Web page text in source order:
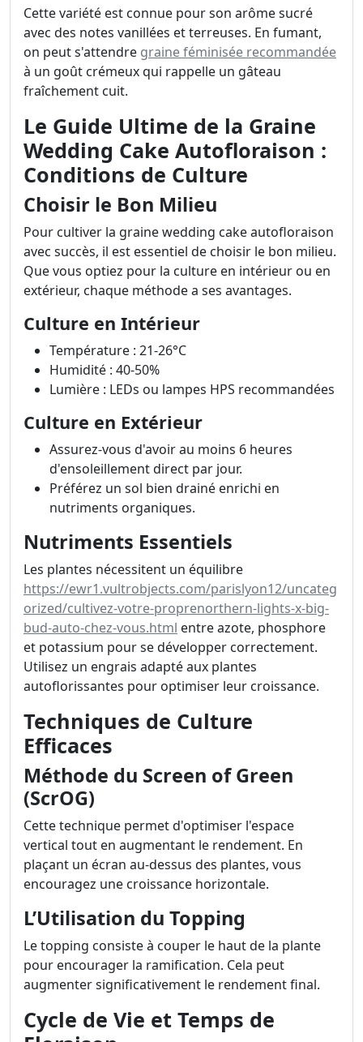
Cette variété est connue pour son arôme sucré
avec des notes vanillées et terreuses. En fumant,
on peut s'attendre graine féminisée recommandée
à un goût crémeux qui rappelle un gâteau
fraîchement cuit.
Le Guide Ultime de la Graine
Wedding Cake Autofloraison :
Conditions de Culture
Choisir le Bon Milieu
Pour cultiver la graine wedding cake autofloraison
avec succès, il est essentiel de choisir le bon milieu.
Que vous optiez pour la culture en intérieur ou en
extérieur, chaque méthode a ses avantages.
Culture en Intérieur
Température : 21-26°C
Humidité : 40-50%
Lumière : LEDs ou lampes HPS recommandées
Culture en Extérieur
Assurez-vous d'avoir au moins 6 heures
d'ensoleillement direct par jour.
Préférez un sol bien drainé enrichi en
nutriments organiques.
Nutriments Essentiels
Les plantes nécessitent un équilibre
https://ewr1.vultrobjects.com/parislyon12/uncateg
orized/cultivez-votre-proprenorthern-lights-x-big-
bud-auto-chez-vous.html entre azote, phosphore
et potassium pour se développer correctement.
Utilisez un engrais adapté aux plantes
autoflorissantes pour optimiser leur croissance.
Techniques de Culture
Efficaces
Méthode du Screen of Green
(ScrOG)
Cette technique permet d'optimiser l'espace
vertical tout en augmentant le rendement. En
plaçant un écran au-dessus des plantes, vous
encouragez une croissance horizontale.
L’Utilisation du Topping
Le topping consiste à couper le haut de la plante
pour encourager la ramification. Cela peut
augmenter significativement le rendement final.
Cycle de Vie et Temps de